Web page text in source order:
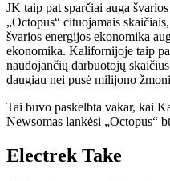
JK taip pat sparčiai auga
„Octopus“ cituojamais
švarios energijos ekonomika
ekonomika. Kalifornijoje taip
naudojančių darbuotojų
daugiau nei pusė milijono
Tai buvo paskelbta vakar, kai
Newsomas lankėsi „Octopus“
Electrek Take